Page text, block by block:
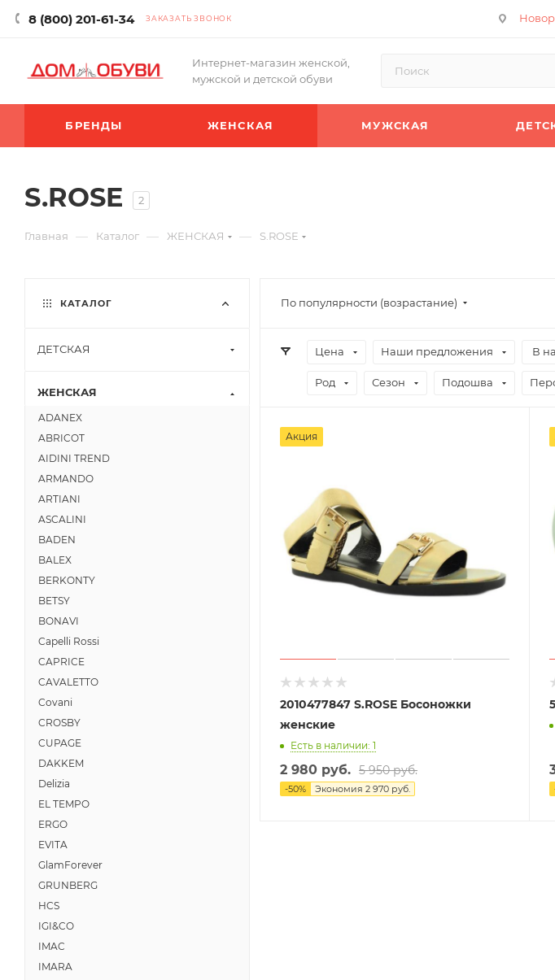
8 (800) 201-61-34 ЗАКАЗАТЬ ЗВОНОК
Интернет-магазин женской,
мужской и детской обуви
БРЕНДЫ ЖЕНСКАЯ МУЖСКАЯ
S.ROSE 2
Главная — Каталог — ЖЕНСКАЯ — S.ROSE
По популярности (возрастание)
Цена Наши предложения В
Род Сезон Подошва
Акция
2010477847 S.ROSE Босоножки
женские
Есть в наличии: 1
2 980 руб. 5 950 руб.
-50% Экономия 2 970 руб.
КАТАЛОГ
ДЕТСКАЯ
ЖЕНСКАЯ
ADANEX
ABRICOT
AIDINI TREND
ARMANDO
ARTIANI
ASCALINI
BADEN
BALEX
BERKONTY
BETSY
BONAVI
Capelli Rossi
CAPRICE
CAVALETTO
Covani
CROSBY
CUPAGE
DAKKEM
Delizia
EL TEMPO
ERGO
EVITA
GlamForever
GRUNBERG
HCS
IGI&CO
IMAC
IMARA